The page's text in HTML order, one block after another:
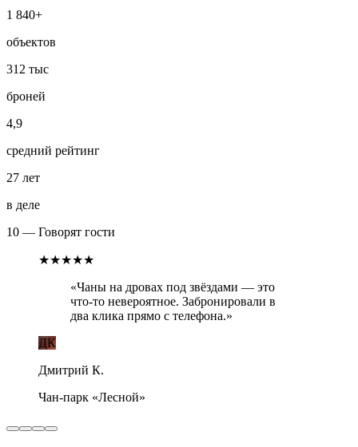
1 840+
объектов
312 тыс
броней
4,9
средний рейтинг
27 лет
в деле
10 — Говорят гости
★★★★★
«Чаны на дровах под звёздами — это
что-то невероятное. Забронировали в
два клика прямо с телефона.»
ДК
Дмитрий К.
Чан-парк «Лесной»